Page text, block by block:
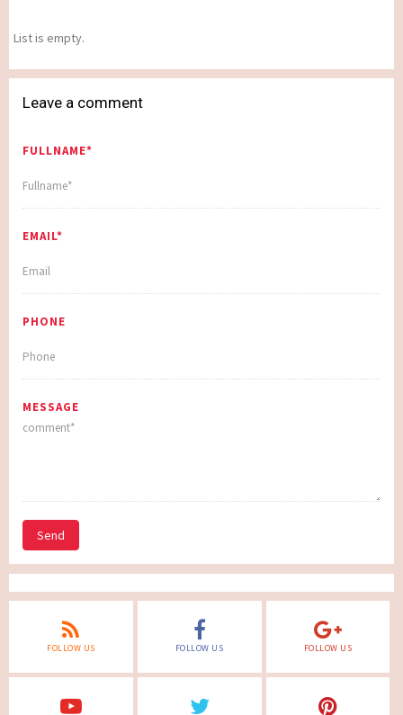
List is empty.
Leave a comment
FULLNAME*
EMAIL*
PHONE
MESSAGE
Send
FOLLOW US FOLLOW US FOLLOW US